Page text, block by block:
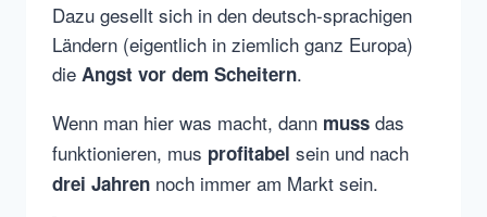
Dazu gesellt sich in den deutsch-sprachigen
Ländern (eigentlich in ziemlich ganz Europa)
die Angst vor dem Scheitern.
Wenn man hier was macht, dann muss das
funktionieren, mus profitabel sein und nach
drei Jahren noch immer am Markt sein.